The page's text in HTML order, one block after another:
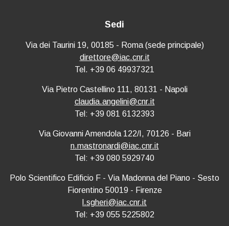
Sedi
Via dei Taurini 19, 00185 - Roma (sede principale)
direttore@iac.cnr.it
Tel. +39 06 49937321
Via Pietro Castellino 111, 80131 - Napoli
claudia.angelini@cnr.it
Tel: +39 081 6132393
Via Giovanni Amendola 122/I, 70126 - Bari
n.mastronardi@iac.cnr.it
Tel: +39 080 5929740
Polo Scientifico Edificio F - Via Madonna del Piano - Sesto
Fiorentino 50019 - Firenze
l.sgheri@iac.cnr.it
Tel: +39 055 5225802